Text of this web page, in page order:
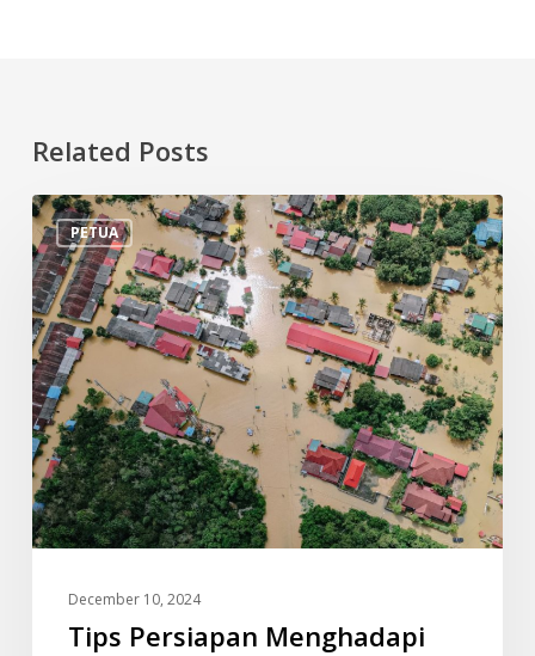
Related Posts
PETUA
Tips
Persiapan
Menghadapi
Banjir
December 10, 2024
Tips Persiapan Menghadapi